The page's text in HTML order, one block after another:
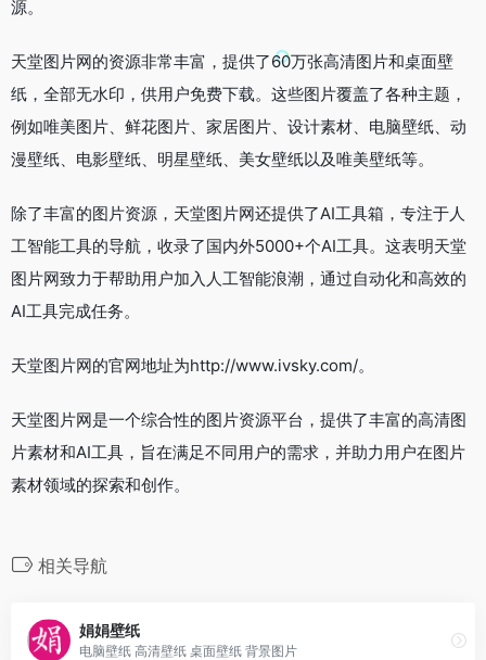
源。
天堂图片网的资源非常丰富，提供了60万张高清图片和桌面壁
纸，全部无水印，供用户免费下载。这些图片覆盖了各种主题，
例如唯美图片、鲜花图片、家居图片、设计素材、电脑壁纸、动
漫壁纸、电影壁纸、明星壁纸、美女壁纸以及唯美壁纸等。
除了丰富的图片资源，天堂图片网还提供了AI工具箱，专注于人
工智能工具的导航，收录了国内外5000+个AI工具。这表明天堂
图片网致力于帮助用户加入人工智能浪潮，通过自动化和高效的
AI工具完成任务。
天堂图片网的官网地址为http://www.ivsky.com/。
天堂图片网是一个综合性的图片资源平台，提供了丰富的高清图
片素材和AI工具，旨在满足不同用户的需求，并助力用户在图片
素材领域的探索和创作。
相关导航
娟娟壁纸
电脑壁纸 高清壁纸 桌面壁纸 背景图片